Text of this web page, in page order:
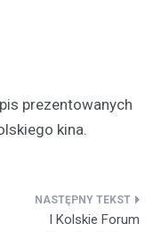
prezentowanych
kina.
I Kolskie Forum